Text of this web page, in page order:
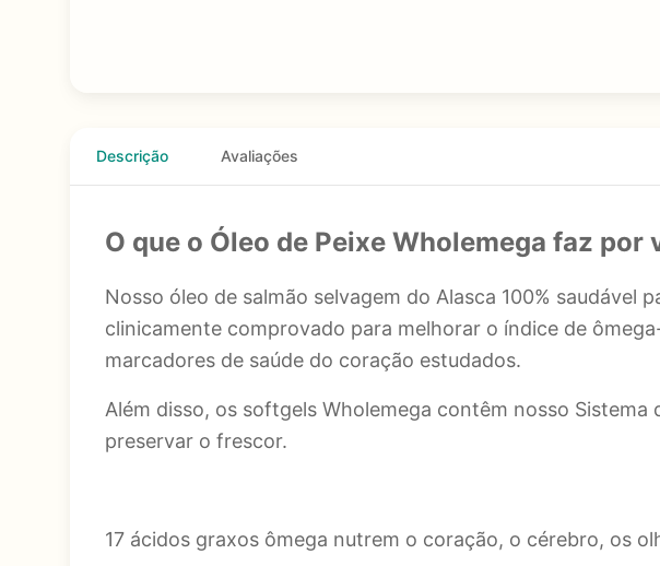
Descrição Avaliações
O que o Óleo de Peixe Wholemega faz por
Nosso óleo de salmão selvagem do Alasca 100%
clinicamente comprovado para melhorar o índice de
marcadores de saúde do coração estudados.
Além disso, os softgels Wholemega contêm nosso
preservar o frescor.
17 ácidos graxos ômega nutrem o coração, o cérebro, os